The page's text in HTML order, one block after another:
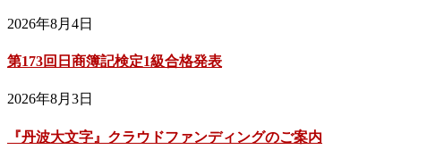
2026年8月4日
第173回日商簿記検定1級合格発表
2026年8月3日
『丹波大文字』クラウドファンディングのご案内